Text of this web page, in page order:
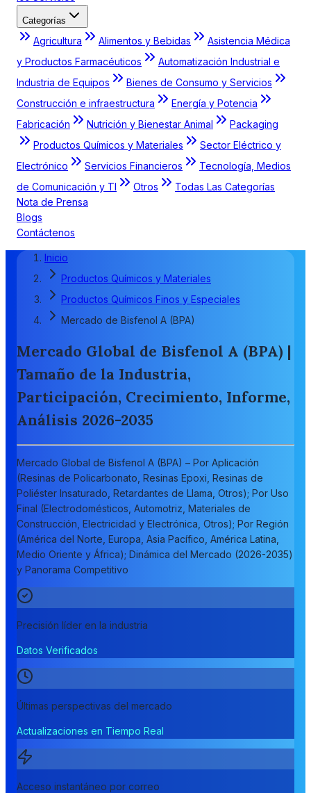
Categorías
Agricultura Alimentos y Bebidas
Asistencia Médica
y Productos Farmacéuticos
Automatización Industrial e
Industria de Equipos
Bienes de Consumo y Servicios
Construcción e infraestructura
Energía y Potencia
Fabricación
Nutrición y Bienestar Animal
Packaging
Productos Químicos y Materiales
Sector Eléctrico y
Electrónico
Servicios Financieros
Tecnología, Medios
de Comunicación y TI
Otros
Todas Las Categorías
Nota de Prensa
Blogs
Contáctenos
Inicio
Productos Químicos y Materiales
Productos Químicos Finos y Especiales
Mercado de Bisfenol A (BPA)
Mercado Global de Bisfenol A (BPA) |
Tamaño de la Industria,
Participación, Crecimiento, Informe,
Análisis 2026-2035
Mercado Global de Bisfenol A (BPA) – Por Aplicación
(Resinas de Policarbonato, Resinas Epoxi, Resinas de
Poliéster Insaturado, Retardantes de Llama, Otros); Por Uso
Final (Electrodomésticos, Automotriz, Materiales de
Construcción, Electricidad y Electrónica, Otros); Por Región
(América del Norte, Europa, Asia Pacífico, América Latina,
Medio Oriente y África); Dinámica del Mercado (2026-2035)
y Panorama Competitivo
Precisión líder en la industria
Datos Verificados
Últimas perspectivas del mercado
Actualizaciones en Tiempo Real
Acceso instantáneo por correo